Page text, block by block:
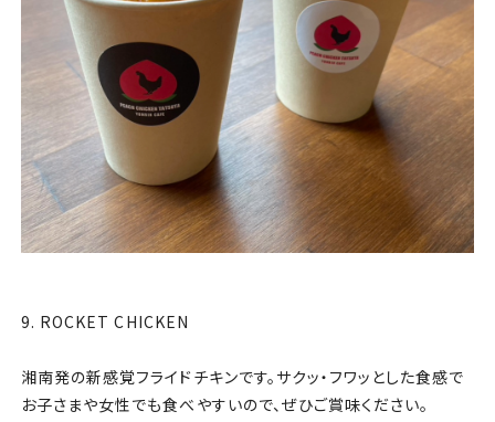
9. ROCKET CHICKEN
湘南発の新感覚フライドチキンです。サクッ・フワッとした食感で
お子さまや女性でも食べやすいので、ぜひご賞味ください。